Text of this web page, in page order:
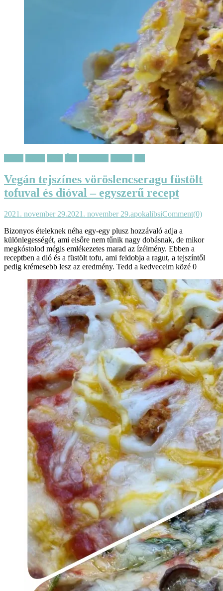
Vegán tejszínes vöröslencseragu füstölt
tofuval és dióval – egyszerű recept
2021. november 29.2021. november 29.apokalibsiComment(0)
Bizonyos ételeknek néha egy-egy plusz hozzávaló adja a
különlegességét, ami elsőre nem tűnik nagy dobásnak, de mikor
megkóstolod mégis emlékezetes marad az ízélmény. Ebben a
receptben a dió és a füstölt tofu, ami feldobja a ragut, a tejszíntől
pedig krémesebb lesz az eredmény. Tedd a kedveceim közé 0